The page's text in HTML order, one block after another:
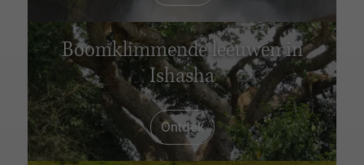
Boomklimmende leeuwen in
Ishasha
Ontdek